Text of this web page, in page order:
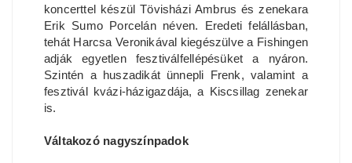
koncerttel készül Tövisházi Ambrus és zenekara
Erik Sumo Porcelán néven. Eredeti felállásban,
tehát Harcsa Veronikával kiegészülve a Fishingen
adják egyetlen fesztiválfellépésüket a nyáron.
Szintén a huszadikát ünnepli Frenk, valamint a
fesztivál kvázi-házigazdája, a Kiscsillag zenekar
is.
Váltakozó nagyszínpadok